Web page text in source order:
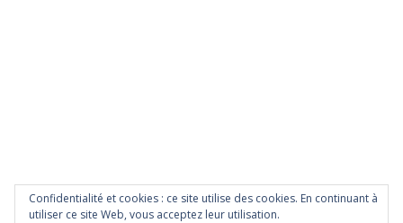
Confidentialité et cookies : ce site utilise des cookies. En continuant à
utiliser ce site Web, vous acceptez leur utilisation.